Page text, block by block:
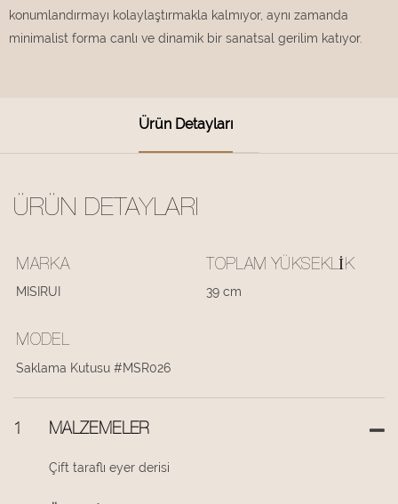
konumlandırmayı kolaylaştırmakla kalmıyor, aynı zamanda
minimalist forma canlı ve dinamik bir sanatsal gerilim katıyor.
Ürün Detayları
ÜRÜN DETAYLARI
MARKA
MISIRUI
TOPLAM YÜKSEKLIK
39 cm
MODEL
Saklama Kutusu #MSR026
1 MALZEMELER
Çift taraflı eyer derisi